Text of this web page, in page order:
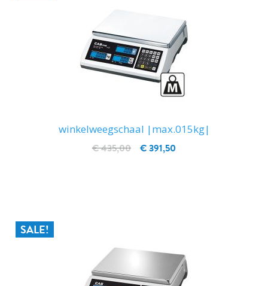
winkelweegschaal |max.015kg|
€ 391,50
€ 435,00
SALE!